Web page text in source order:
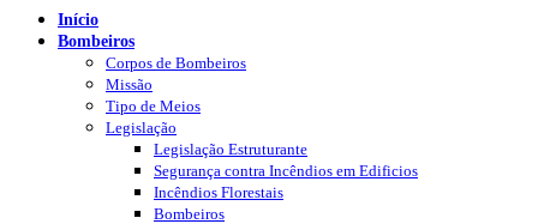
Início
Bombeiros
Corpos de Bombeiros
Missão
Tipo de Meios
Legislação
Legislação Estruturante
Segurança contra Incêndios em Edificios
Incêndios Florestais
Bombeiros